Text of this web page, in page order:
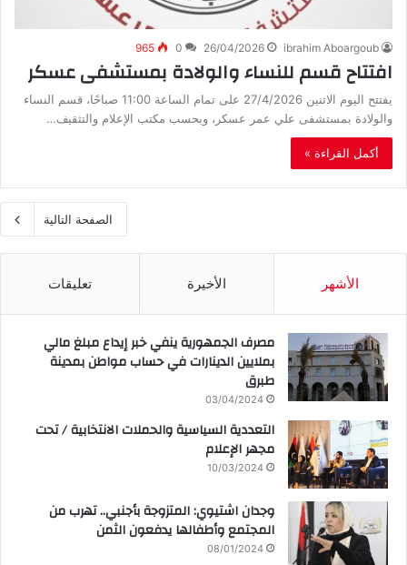
ibrahim Aboargoub
26/04/2026
0
965
افتتاح قسم للنساء والولادة بمستشفى عسكر
‬والولادة‭ ‬بمستشفى‭ ‬علي‭ ‬عمر‭ ‬عسكر،‭ ‬وبحسب‭ ‬مكتب‭ ‬الإعلام‭ ‬والتثقيف‭…
أكمل القراءة »
الصفحة التالية
الأشهر الأخيرة تعليقات
مصرف الجمهورية ينفي خبر إيداع مبلغ مالي
بملايين الدينارات في حساب مواطن بمدينة
طبرق
03/04/2024
التعددية السياسية والحملات الانتخابية / تحت
مجهر الإعلام
10/03/2024
وجدان اشتيوي: المتزوجة بأجنبي.. تهرب من
المجتمع وأطفالها يدفعون الثمن
08/01/2024